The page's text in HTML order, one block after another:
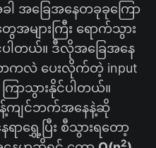
အခြေအနေတခုခုကြော
အများကြီး ရောက်သွား
ပါတယ်။ ဒီလိုအခြေအနေ
ာကလဲ ပေးလိုက်တဲ့ input
ကြာသွားနိုင်ပါတယ်။
ကျင်ဘက်အနေနဲ့ဆို
ာရွှေ့ပြီး စီသွားရတော့
2